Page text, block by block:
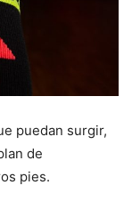
puedan surgir,
de
pies.